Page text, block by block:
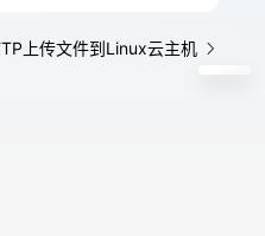
上传文件到Linux云主机